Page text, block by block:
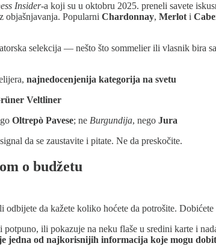
Insider-a koji su u oktobru 2025. preneli savete
objašnjavanja. Popularni Chardonnay, Merlot i
selekcija — nešto što sommelier ili vlasnik bira
najnedocenjenija kategorija na svetu
Veltliner
Oltrepò Pavese; ne Burgundija, nego Jura
da se zaustavite i pitate. Ne da preskočite.
o budžetu
da kažete koliko hoćete da potrošite. Dobićete
ili pokazuje na neku flaše u sredini karte i
jedna od najkorisnijih informacija koje mogu